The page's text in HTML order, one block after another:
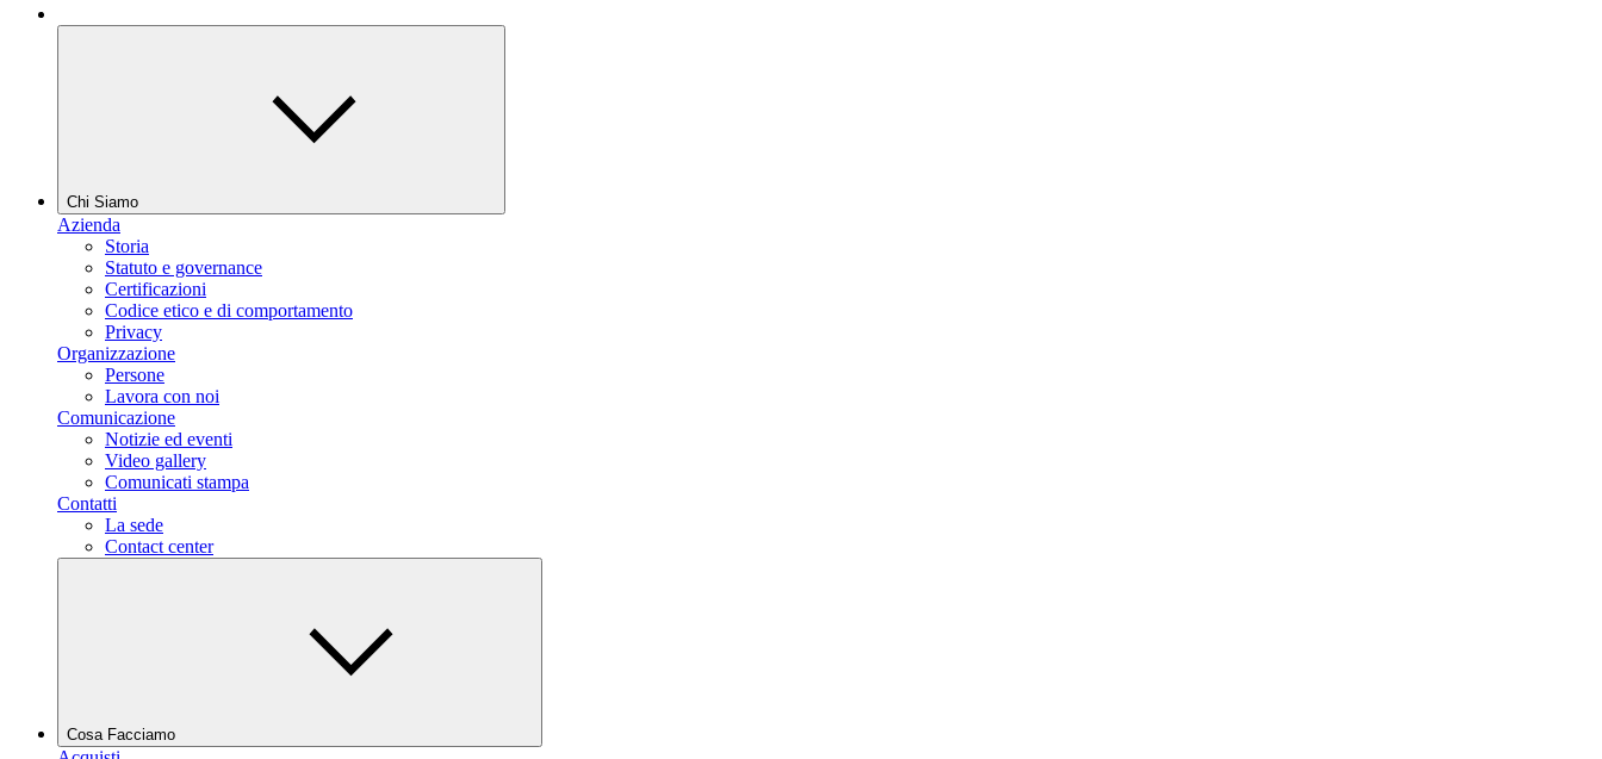
Chi Siamo
Azienda
Storia
Statuto e governance
Certificazioni
Codice etico e di comportamento
Privacy
Organizzazione
Persone
Lavora con noi
Comunicazione
Notizie ed eventi
Video gallery
Comunicati stampa
Contatti
La sede
Contact center
Cosa Facciamo